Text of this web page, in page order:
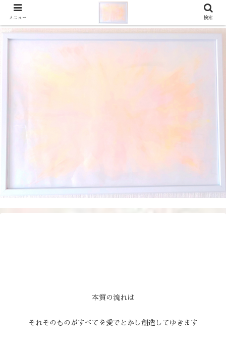
本質の流れは
それそのものがすべてを愛でとかし創造してゆきます
メニュー 検索